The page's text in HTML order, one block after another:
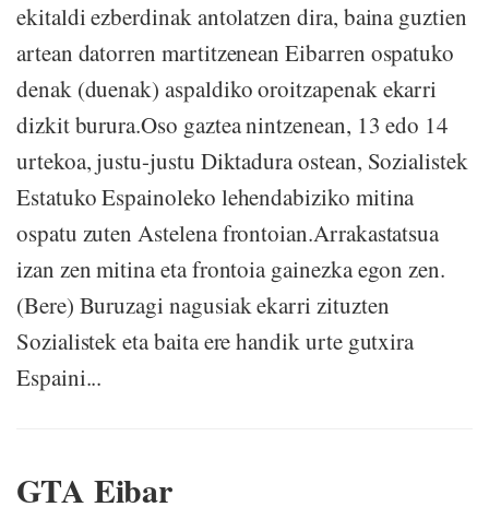
ekitaldi ezberdinak antolatzen dira, baina guztien
artean datorren martitzenean Eibarren ospatuko
denak (duenak) aspaldiko oroitzapenak ekarri
dizkit burura.Oso gaztea nintzenean, 13 edo 14
urtekoa, justu-justu Diktadura ostean, Sozialistek
Estatuko Espainoleko lehendabiziko mitina
ospatu zuten Astelena frontoian.Arrakastatsua
izan zen mitina eta frontoia gainezka egon zen.
(Bere) Buruzagi nagusiak ekarri zituzten
Sozialistek eta baita ere handik urte gutxira
Espaini...
GTA Eibar